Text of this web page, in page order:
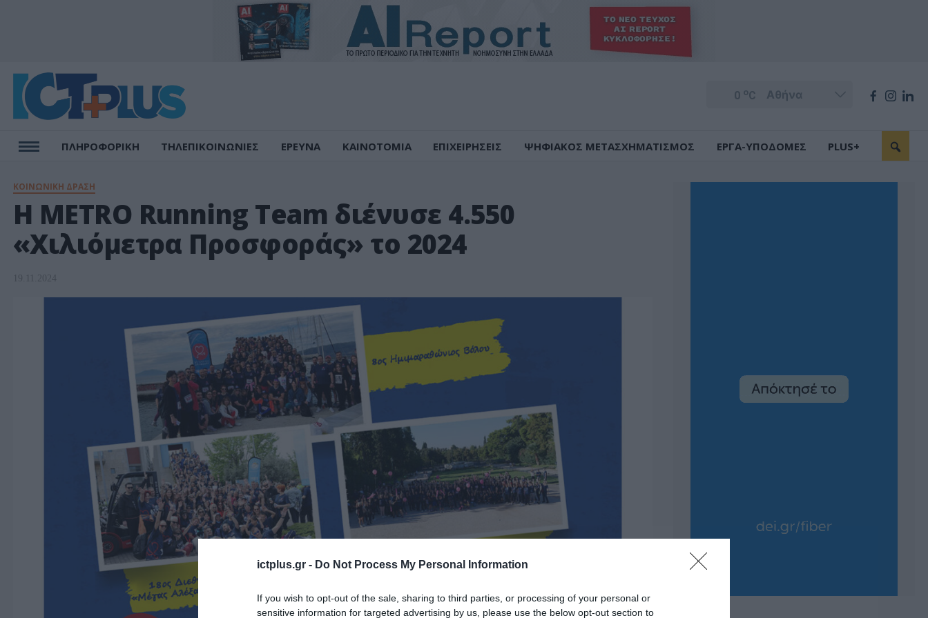
ictplus.gr - Do Not Process My Personal Information
If you wish to opt-out of the sale, sharing to third parties, or processing of your personal or
sensitive information for targeted advertising by us, please use the below opt-out section to
0 oC
ΠΛΗΡΟΦΟΡΙΚΗ ΤΗΛΕΠΙΚΟΙΝΩΝΙΕΣ ΕΡΕΥΝΑ ΚΑΙΝΟΤΟΜΙΑ ΕΠΙΧΕΙΡΗΣΕΙΣ ΨΗΦΙΑΚΟΣ ΜΕΤΑΣΧΗΜΑΤΙΣΜΟΣ ΕΡΓΑ-ΥΠΟΔΟΜΕΣ PLUS+
ΚΟΙΝΩΝΙΚΗ ΔΡΑΣΗ
H METRO Running Team διένυσε 4.550
«Χιλιόμετρα Προσφοράς» το 2024
19.11.2024